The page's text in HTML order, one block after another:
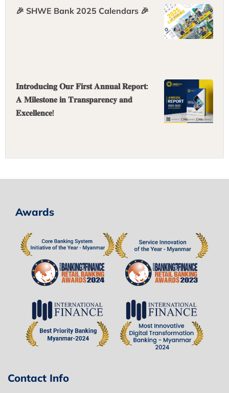
🎉 SHWE Bank 2025 Calendars 🎉
𝐈𝐧𝐭𝐫𝐨𝐝𝐮𝐜𝐢𝐧𝐠 𝐎𝐮𝐫 𝐅𝐢𝐫𝐬𝐭 𝐀𝐧𝐧𝐮𝐚𝐥 𝐑𝐞𝐩𝐨𝐫𝐭:
𝐀 𝐌𝐢𝐥𝐞𝐬𝐭𝐨𝐧𝐞 𝐢𝐧 𝐓𝐫𝐚𝐧𝐬𝐩𝐚𝐫𝐞𝐧𝐜𝐲 𝐚𝐧𝐝
𝐄𝐱𝐜𝐞𝐥𝐥𝐞𝐧𝐜𝐞!
Awards
Contact Info